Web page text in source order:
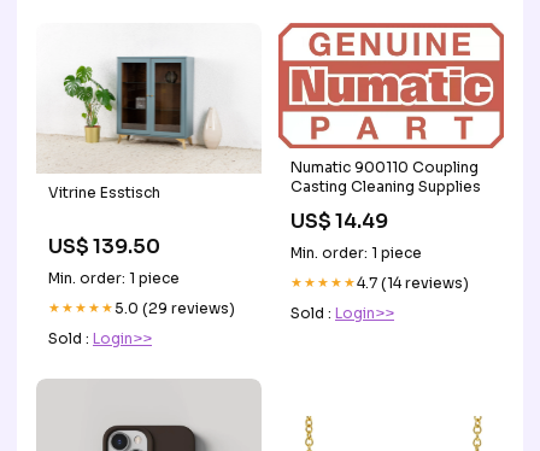
Vitrine Esstisch
US$ 139.50
Min. order: 1 piece
★★★★★5.0 (29 reviews)
Sold : Login>>
Numatic 900110 Coupling
Casting Cleaning Supplies
US$ 14.49
Min. order: 1 piece
★★★★★4.7 (14 reviews)
Sold : Login>>